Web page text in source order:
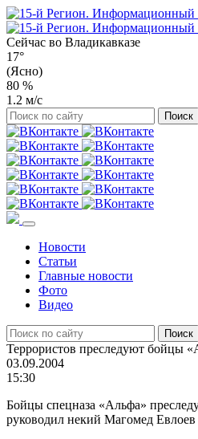
Сейчас во Владикавказе
17°
(Ясно)
80 %
1.2 м/с
Новости
Статьи
Главные новости
Фото
Видео
Террористов преследуют бойцы
03.09.2004
15:30
Бойцы спецназа «Альфа»
руководил некий Магомед